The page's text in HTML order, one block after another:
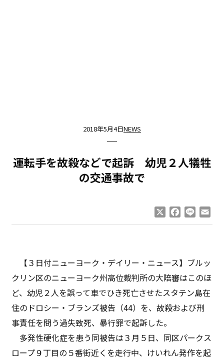
2018年5月4日NEWS
運転手を故殺などで起訴 幼児２人犠牲
の交通事故で
Facebook
Line
【３日付ニューヨーク・デイリー・ニュース】ブルッ
クリン区のニューヨーク州高位裁判所の大陪審はこのほ
ど、幼児２人を誤って車でひき死亡させたスタテン島在
住のドロシー・ブランズ被告（44）を、故殺および刑
事責任を問う過失致死、暴行罪で起訴した。
多発性硬化症を患う同被告は３月５日、同区パークス
ロープ９丁目の５番街近くを走行中、けいれん発作を起